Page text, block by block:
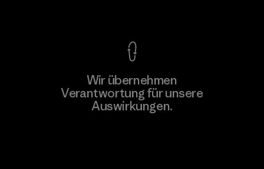
Wir übernehmen
Verantwortung für unsere
Auswirkungen.